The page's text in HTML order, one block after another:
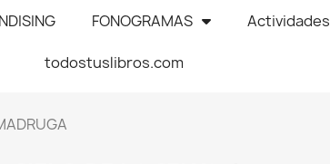
FONOGRAMAS Actividades
todostuslibros.com